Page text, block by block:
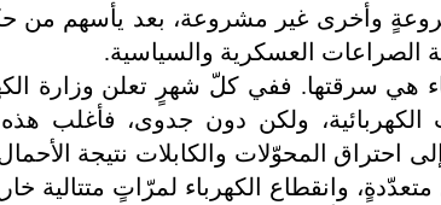
الصراعات العسكرية والسياسية.
هي سرقتها. ففي كلّ شهرٍ تعلن وزارة
ولكن دون جدوى، فأغلب
المحوّلات والكابلات نتيجة الأحمال
وانقطاع الكهرباء لمرّاتٍ متتالية